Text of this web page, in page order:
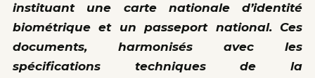
instituant une carte nationale d’identité
biométrique et un passeport national. Ces
documents, harmonisés avec les
spécifications techniques de la